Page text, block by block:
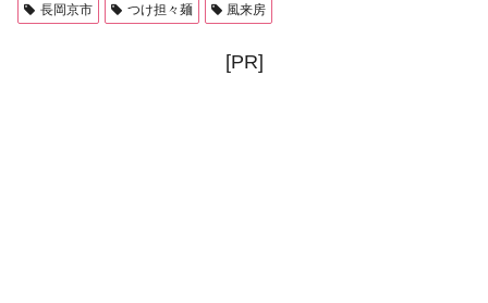
長岡京市 つけ担々麺 風来房
[PR]